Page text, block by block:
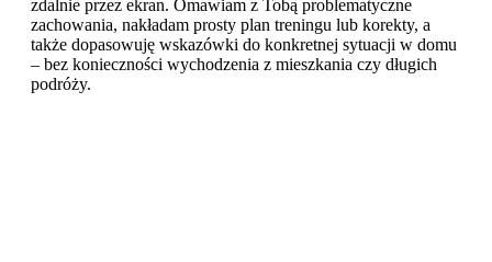
zdalnie przez ekran. Omawiam z Tobą problematyczne
zachowania, nakładam prosty plan treningu lub korekty, a
także dopasowuję wskazówki do konkretnej sytuacji w domu
– bez konieczności wychodzenia z mieszkania czy długich
podróży.